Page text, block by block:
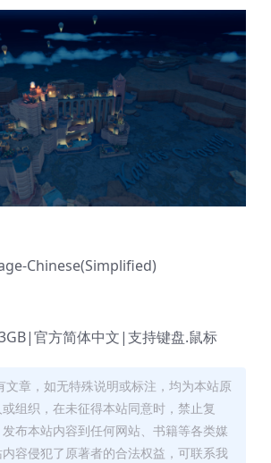
Chinese(Simplified)
官方简体中文|支持键盘.鼠标
文章，如无特殊说明或标注，均为本站原
组织，在未征得本站同意时，禁止复
布本站内容到任何网站、书籍等各类媒
容侵犯了原著者的合法权益，可联系我